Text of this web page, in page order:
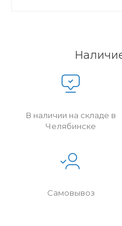
В наличии на складе в
Челябинске
Самовывоз